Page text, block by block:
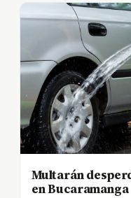
Multarán
en Bucaramanga